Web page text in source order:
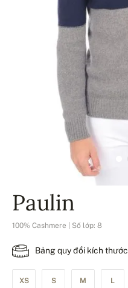
Paulin
100% Cashmere | Số lớp: 8
Bảng quy đổi kích thước
XS S M L